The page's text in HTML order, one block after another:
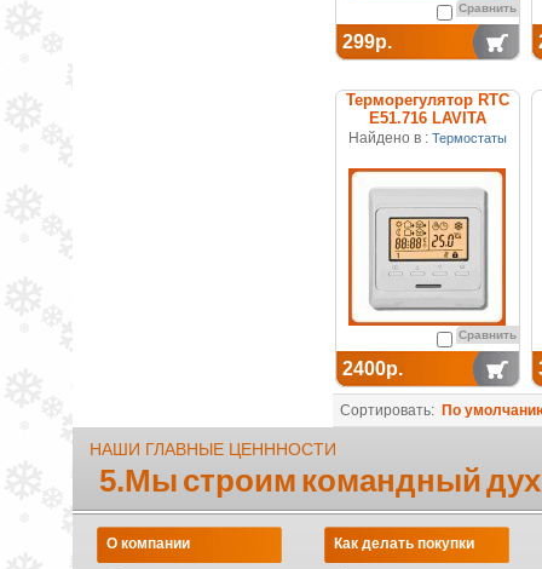
Сравнить
299р.
Терморегулятор RTC
E51.716 LAVITA
Найдено в : Термостаты
Сравнить
2400р.
Сортировать: По
НАШИ ГЛАВНЫЕ ЦЕНННОСТИ
5.Мы строим командный
О компании Как делать покупки